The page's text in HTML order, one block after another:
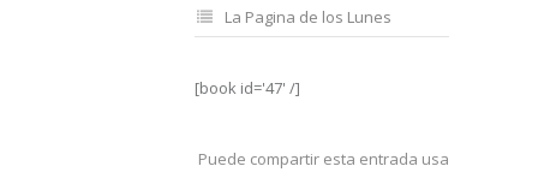
La Pagina de los Lunes
[book id='47' /]
Puede compartir esta entrada usando sus